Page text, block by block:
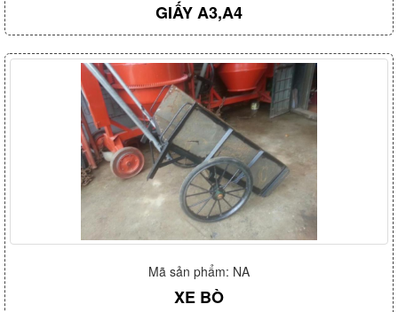
GIẤY A3,A4
Mã sản phẩm: NA
XE BÒ